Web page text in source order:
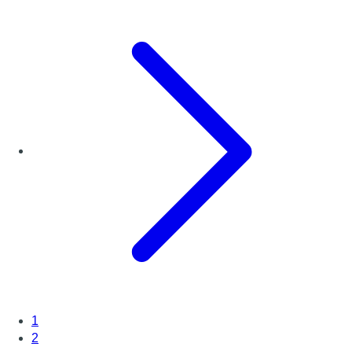
1
2